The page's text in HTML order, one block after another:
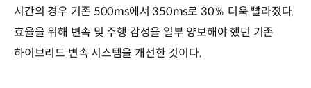
시간의 경우 기존 500ms에서 350ms로 30％ 더욱 빨라졌다.
효율을 위해 변속 및 주행 감성을 일부 양보해야 했던 기존
하이브리드 변속 시스템을 개선한 것이다.